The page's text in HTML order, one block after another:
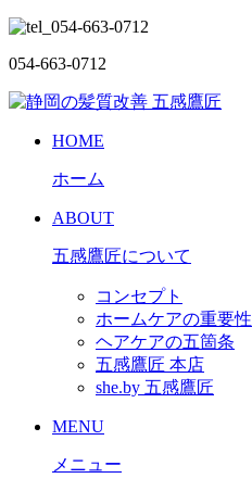
054-663-0712
HOME
ホーム
ABOUT
五感鷹匠について
コンセプト
ホームケアの重要性
ヘアケアの五箇条
五感鷹匠 本店
she.by 五感鷹匠
MENU
メニュー